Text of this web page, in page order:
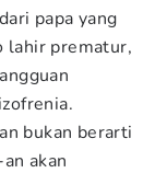
papa yang
lahir prematur,
bukan berarti
akan